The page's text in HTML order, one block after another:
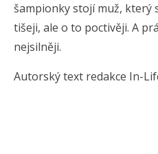
šampionky stojí muž, který
tišeji, ale o to poctivěji. A
nejsilněji.
Autorský text redakce In-